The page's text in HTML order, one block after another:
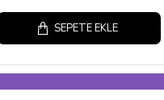
SEPETE EKLE